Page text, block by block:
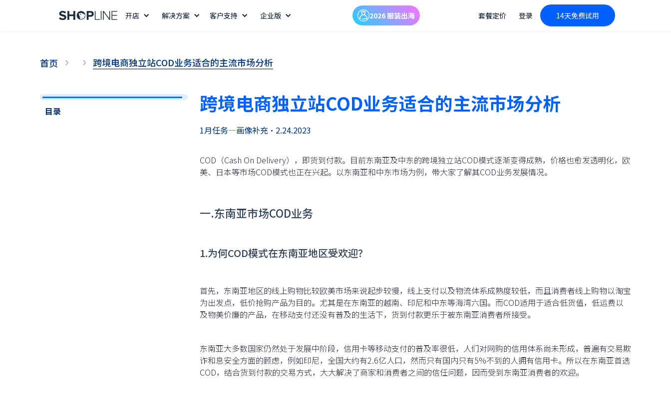
开店 解决方案 客户支持 企业版 2026 服装出海 套餐定价 登录 14天免费试用
首页 跨境电商独立站COD业务适合的主流市场分析
目录 跨境电商独立站COD业务适合的主流市场分析
1月任务—画像补充• 2.24.2023
COD（Cash On Delivery），即货到付款。目前东南亚及中东的跨境独立站COD模式逐渐变得成熟，价格也愈发透明化，欧
美、日本等市场COD模式也正在兴起。以东南亚和中东市场为例，带大家了解其COD业务发展情况。
一.东南亚市场COD业务
1.为何COD模式在东南亚地区受欢迎？
首先，东南亚地区的线上购物比较欧美市场来说起步较慢，线上支付以及物流体系成熟度较低，而且消费者线上购物以淘宝
为出发点，低价抢购产品为目的。尤其是在东南亚的越南、印尼和中东等海湾六国。而COD适用于适合低货值，低运费以
及物美价廉的产品，在移动支付还没有普及的生活下，货到付款更乐于被东南亚消费者所接受。
东南亚大多数国家仍然处于发展中阶段，信用卡等移动支付的普及率很低，人们对网购的信用体系尚未形成，普遍有交易欺
诈和息安全方面的顾虑，例如印尼，全国大约有2.6亿人口，然而只有国内只有5%不到的人拥有信用卡。所以在东南亚首选
COD，结合货到付款的交易方式，大大解决了商家和消费者之间的信任问题，因而受到东南亚消费者的欢迎。